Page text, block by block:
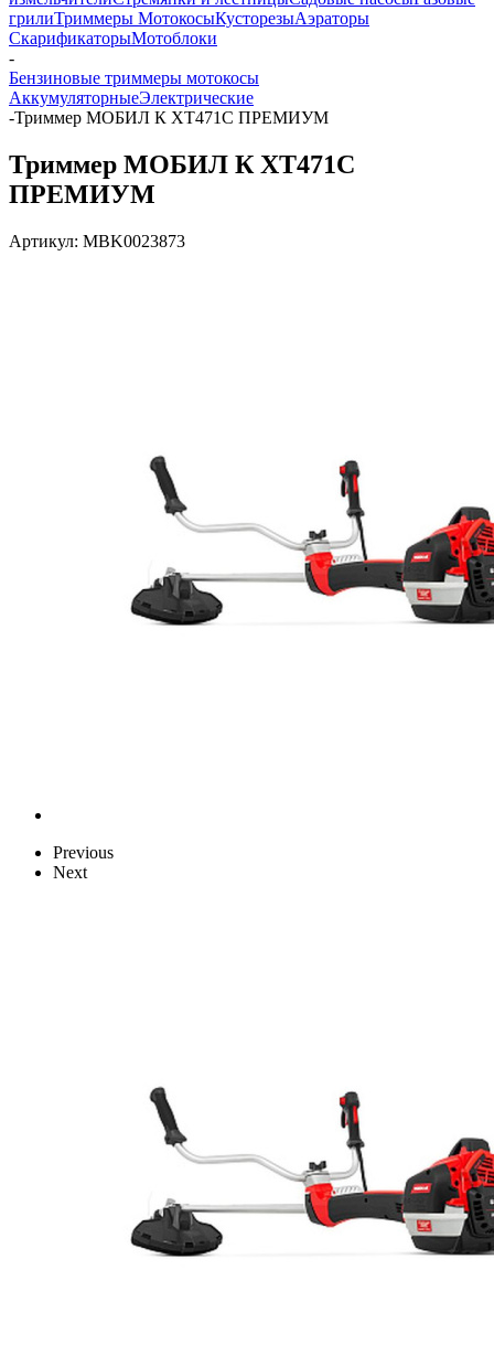
грилиТриммеры МотокосыКусторезыАэраторы
СкарификаторыМотоблоки
-
Бензиновые триммеры мотокосы
АккумуляторныеЭлектрические
-Триммер МОБИЛ К XT471C ПРЕМИУМ
Триммер МОБИЛ К XT471C
ПРЕМИУМ
Артикул: MBK0023873
Previous
Next